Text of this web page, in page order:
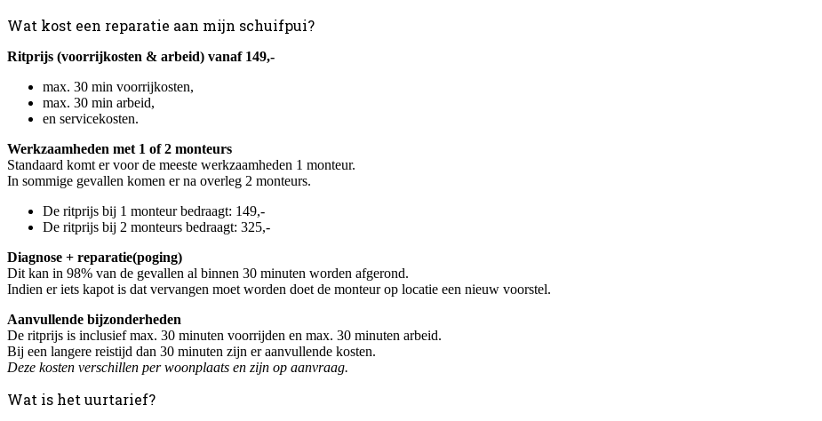
Wat kost een reparatie aan mijn schuifpui?
Ritprijs (voorrijkosten & arbeid) vanaf 149,-
max. 30 min voorrijkosten,
max. 30 min arbeid,
en servicekosten.
Werkzaamheden met 1 of 2 monteurs
Standaard komt er voor de meeste werkzaamheden 1 monteur.
In sommige gevallen komen er na overleg 2 monteurs.
De ritprijs bij 1 monteur bedraagt: 149,-
De ritprijs bij 2 monteurs bedraagt: 325,-
Diagnose + reparatie(poging)
Dit kan in 98% van de gevallen al binnen 30 minuten worden afgerond.
Indien er iets kapot is dat vervangen moet worden doet de monteur op locatie een nieuw voorstel.
Aanvullende bijzonderheden
De ritprijs is inclusief max. 30 minuten voorrijden en max. 30 minuten arbeid.
Bij een langere reistijd dan 30 minuten zijn er aanvullende kosten.
Deze kosten verschillen per woonplaats en zijn op aanvraag.
Wat is het uurtarief?